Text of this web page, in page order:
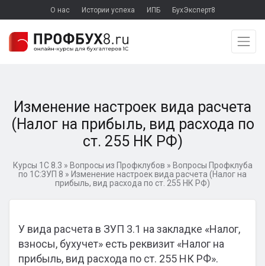
О нас Истории успеха ИПБ БухЭксперт8
Изменение настроек вида расчета
(Налог на прибыль, вид расхода по
ст. 255 НК РФ)
Курсы 1С 8.3 » Вопросы из Профклубов » Вопросы Профклуба
по 1С:ЗУП 8 » Изменение настроек вида расчета (Налог на
прибыль, вид расхода по ст. 255 НК РФ)
У вида расчета в ЗУП 3.1 на закладке «Налог,
взносы, бухучет» есть реквизит «Налог на
прибыль, вид расхода по ст. 255 НК РФ».